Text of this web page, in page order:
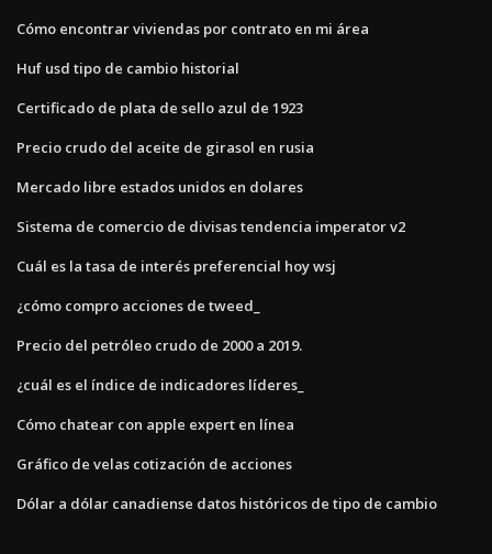
Cómo encontrar viviendas por contrato en mi área
Huf usd tipo de cambio historial
Certificado de plata de sello azul de 1923
Precio crudo del aceite de girasol en rusia
Mercado libre estados unidos en dolares
Sistema de comercio de divisas tendencia imperator v2
Cuál es la tasa de interés preferencial hoy wsj
¿cómo compro acciones de tweed_
Precio del petróleo crudo de 2000 a 2019.
¿cuál es el índice de indicadores líderes_
Cómo chatear con apple expert en línea
Gráfico de velas cotización de acciones
Dólar a dólar canadiense datos históricos de tipo de cambio